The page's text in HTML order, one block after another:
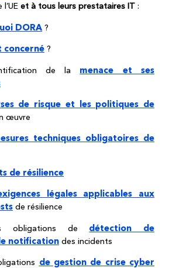
et à tous leurs prestataires IT :
DORA ?
concerné ?
de la menace et ses
de risque et les politiques de
œuvre
techniques obligatoires de
de résilience
légales applicables aux
de résilience
obligations de détection de
notification des incidents
de gestion de crise cyber